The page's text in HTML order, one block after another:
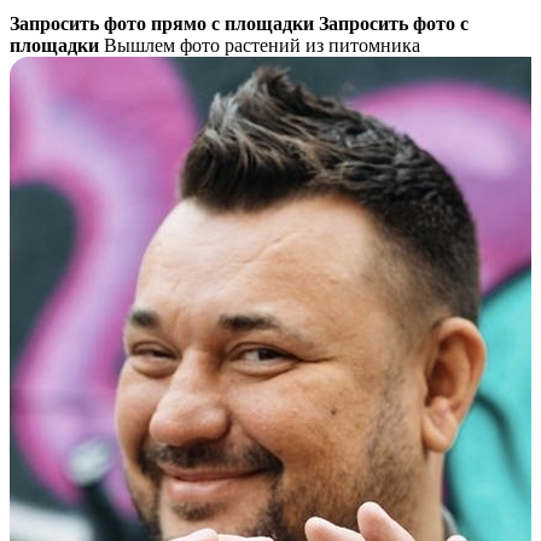
Запросить фото прямо с площадки Запросить фото с
площадки Вышлем фото растений из питомника